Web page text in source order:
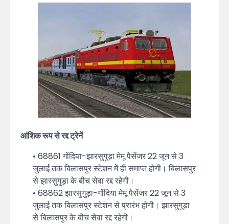
आंशिक रूप से रद्द ट्रेनें
• 68861 गोंदिया-झारसुगुड़ा मेमू पैसेंजर 22 जून से 3
जुलाई तक बिलासपुर स्टेशन में ही समाप्त होगी। बिलासपुर
से झारसुगुड़ा के बीच सेवा रद्द रहेगी।
• 68862 झारसुगुड़ा-गोंदिया मेमू पैसेंजर 22 जून से 3
जुलाई तक बिलासपुर स्टेशन से प्रारंभ होगी। झारसुगुड़ा
से बिलासपुर के बीच सेवा रद्द रहेगी।